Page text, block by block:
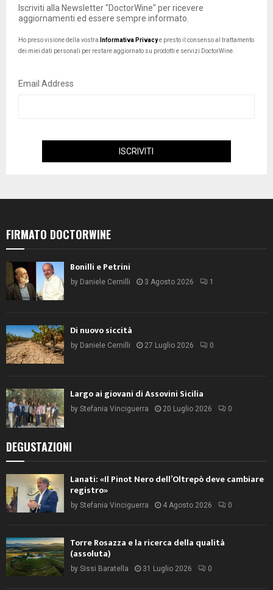
Iscriviti alla Newsletter "DoctorWine" per ricevere
aggiornamenti ed essere sempre informato.
Ho preso visione della vostra Informativa Privacye presto il consenso al trattamento
dei miei dati personali per restare aggiornato su prodotti e servizi DoctorWine.
Email Address
FIRMATO DOCTORWINE
Bonilli e Petrini
by Daniele Cernilli 3 Agosto 2026 1
Di nuovo siccità
by Daniele Cernilli 27 Luglio 2026 0
Largo ai giovani di Assovini Sicilia
by Stefania Vinciguerra 20 Luglio 2026 0
DEGUSTAZIONI
Lanati: «Il Pinot Nero dell’Oltrepò deve cambiare
registro»
by Stefania Vinciguerra 4 Agosto 2026 0
Torre Rosazza e la ricerca della qualità
(assoluta)
by Sissi Baratella 31 Luglio 2026 0